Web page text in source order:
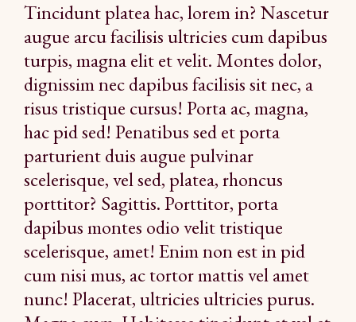
Tincidunt platea hac, lorem in? Nascetur
augue arcu facilisis ultricies cum dapibus
turpis, magna elit et velit. Montes dolor,
dignissim nec dapibus facilisis sit nec, a
risus tristique cursus! Porta ac, magna,
hac pid sed! Penatibus sed et porta
parturient duis augue pulvinar
scelerisque, vel sed, platea, rhoncus
porttitor? Sagittis. Porttitor, porta
dapibus montes odio velit tristique
scelerisque, amet! Enim non est in pid
cum nisi mus, ac tortor mattis vel amet
nunc! Placerat, ultricies ultricies purus.